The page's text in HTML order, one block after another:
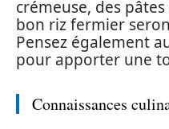
crémeuse, des
bon riz fermier
Pensez également
pour apporter une
Connaissances